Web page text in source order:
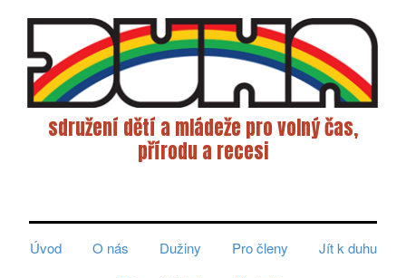
sdružení dětí a mládeže pro volný čas,
přírodu a recesi
Úvod
O nás Dužiny Pro členy
Jít k duhu